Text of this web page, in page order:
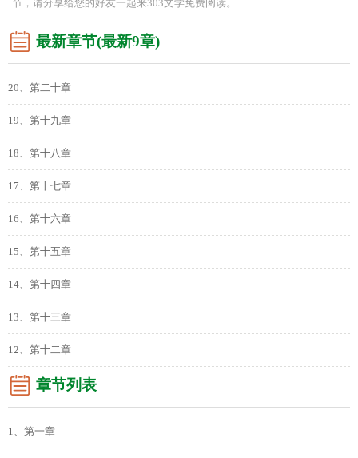
节，请分享给您的好友一起来303文学免费阅读。
最新章节(最新9章)
20、第二十章
19、第十九章
18、第十八章
17、第十七章
16、第十六章
15、第十五章
14、第十四章
13、第十三章
12、第十二章
章节列表
1、第一章